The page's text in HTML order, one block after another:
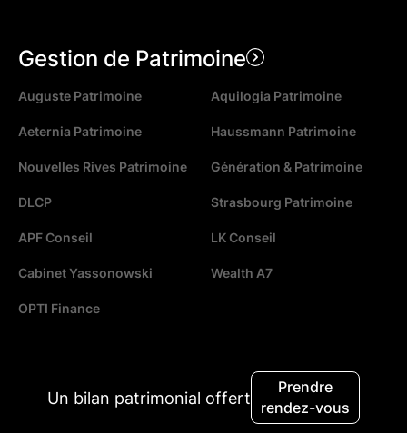
Gestion de Patrimoine
Auguste Patrimoine Aquilogia Patrimoine
Aeternia Patrimoine Haussmann Patrimoine
Nouvelles Rives Patrimoine Génération & Patrimoine
DLCP Strasbourg Patrimoine
APF Conseil LK Conseil
Cabinet Yassonowski Wealth A7
OPTI Finance
Lombard Odier
Un bilan patrimonial offert
Prendre
rendez-vous